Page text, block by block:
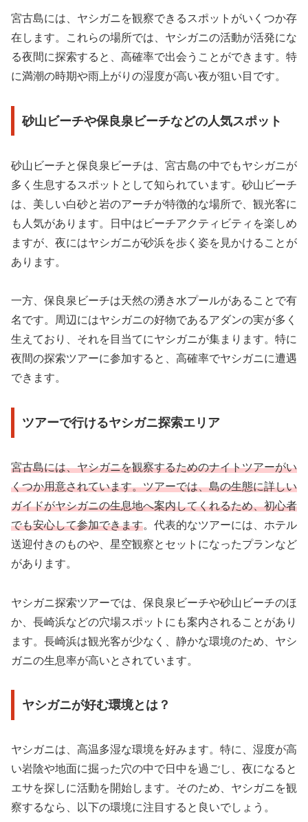
宮古島には、ヤシガニを観察できるスポットがいくつか存
在します。これらの場所では、ヤシガニの活動が活発にな
る夜間に探索すると、高確率で出会うことができます。特
に満潮の時期や雨上がりの湿度が高い夜が狙い目です。
砂山ビーチや保良泉ビーチなどの人気スポット
砂山ビーチと保良泉ビーチは、宮古島の中でもヤシガニが
多く生息するスポットとして知られています。砂山ビーチ
は、美しい白砂と岩のアーチが特徴的な場所で、観光客に
も人気があります。日中はビーチアクティビティを楽しめ
ますが、夜にはヤシガニが砂浜を歩く姿を見かけることが
あります。
一方、保良泉ビーチは天然の湧き水プールがあることで有
名です。周辺にはヤシガニの好物であるアダンの実が多く
生えており、それを目当てにヤシガニが集まります。特に
夜間の探索ツアーに参加すると、高確率でヤシガニに遭遇
できます。
ツアーで行けるヤシガニ探索エリア
宮古島には、ヤシガニを観察するためのナイトツアーがい
くつか用意されています。ツアーでは、島の生態に詳しい
ガイドがヤシガニの生息地へ案内してくれるため、初心者
でも安心して参加できます。代表的なツアーには、ホテル
送迎付きのものや、星空観察とセットになったプランなど
があります。
ヤシガニ探索ツアーでは、保良泉ビーチや砂山ビーチのほ
か、長崎浜などの穴場スポットにも案内されることがあり
ます。長崎浜は観光客が少なく、静かな環境のため、ヤシ
ガニの生息率が高いとされています。
ヤシガニが好む環境とは？
ヤシガニは、高温多湿な環境を好みます。特に、湿度が高
い岩陰や地面に掘った穴の中で日中を過ごし、夜になると
エサを探しに活動を開始します。そのため、ヤシガニを観
察するなら、以下の環境に注目すると良いでしょう。